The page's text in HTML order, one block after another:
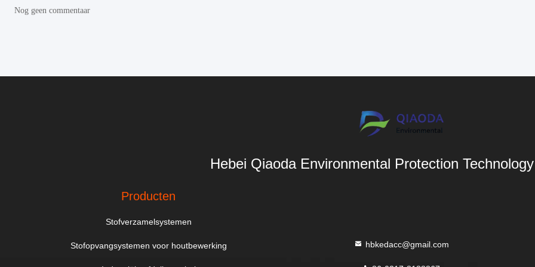
Nog geen commentaar
Hebei Qiaoda Environmental Protection Technology
Producten
Stofverzamelsystemen
Stofopvangsystemen voor houtbewerking hbkedacc@gmail.com